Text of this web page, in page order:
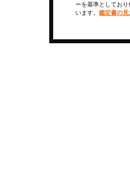
ーを基準としてお
います。 鑑定書の見